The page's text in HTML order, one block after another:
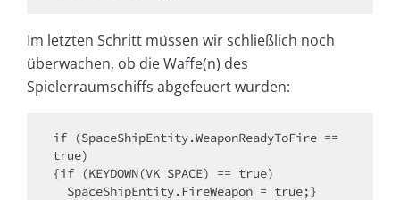
Im letzten Schritt müssen wir schließlich noch
überwachen, ob die Waffe(n) des
Spielerraumschiffs abgefeuert wurden:
if (SpaceShipEntity.WeaponReadyToFire ==
true)
{if (KEYDOWN(VK_SPACE) == true)
  SpaceShipEntity.FireWeapon = true;}